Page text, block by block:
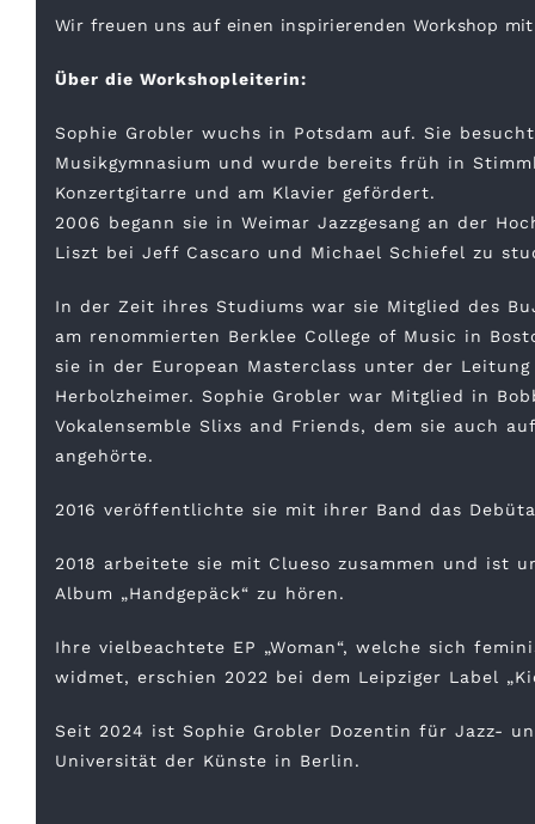
Wir freuen uns auf einen inspirierenden Workshop
Über die Workshopleiterin:
Sophie Grobler wuchs in Potsdam auf. Sie
Musikgymnasium und wurde bereits früh in
Konzertgitarre und am Klavier gefördert.
2006 begann sie in Weimar Jazzgesang an der
Liszt bei Jeff Cascaro und Michael Schiefel zu
In der Zeit ihres Studiums war sie Mitglied des
am renommierten Berklee College of Music in
sie in der European Masterclass unter der Leitung
Herbolzheimer. Sophie Grobler war Mitglied in
Vokalensemble Slixs and Friends, dem sie auch
angehörte.
2016 veröffentlichte sie mit ihrer Band das
2018 arbeitete sie mit Clueso zusammen und ist
Album „Handgepäck“ zu hören.
Ihre vielbeachtete EP „Woman“, welche sich
widmet, erschien 2022 bei dem Leipziger Label
Seit 2024 ist Sophie Grobler Dozentin für Jazz-
Universität der Künste in Berlin.